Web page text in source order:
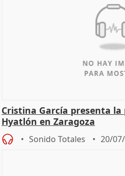
Cristina García presenta
Hyatlón en Zaragoza
Sonido Totales 20/